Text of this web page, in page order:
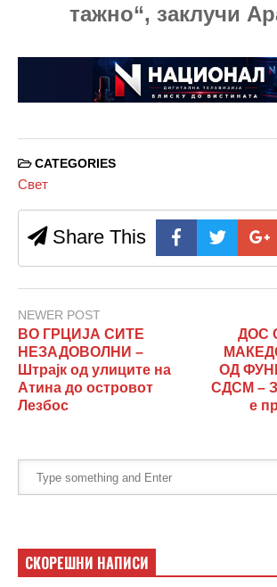
тажно“, заклучи
CATEGORIES
Свет
Share This
NEWER POST
ВО ГРЦИЈА СИТЕ
НЕЗАДОВОЛНИ –
Штрајк од улиците на
Атина до островот
Лезбос
ДОС
ОД
СДСМ –
е
СКОРЕШНИ НАПИСИ